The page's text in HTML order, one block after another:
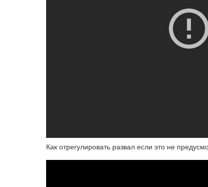
Как отрегулировать развал если это не